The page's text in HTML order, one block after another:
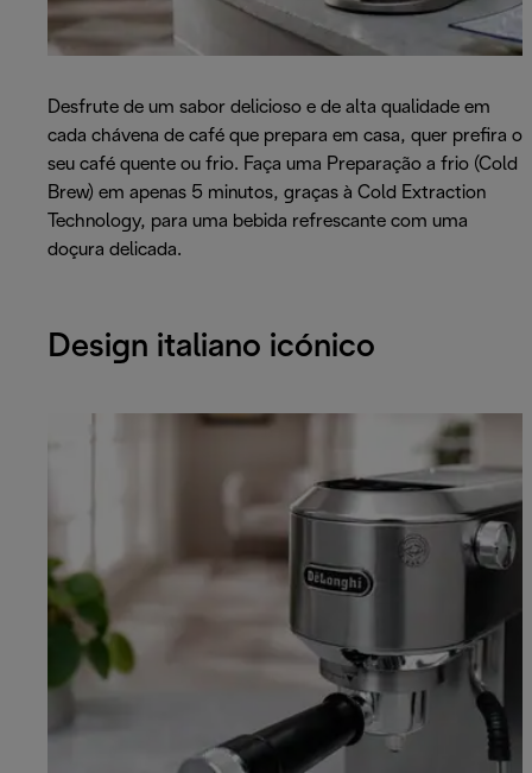
Desfrute de um sabor delicioso e de alta qualidade em
cada chávena de café que prepara em casa, quer prefira o
seu café quente ou frio. Faça uma Preparação a frio (Cold
Brew) em apenas 5 minutos, graças à Cold Extraction
Technology, para uma bebida refrescante com uma
doçura delicada.
Design italiano icónico